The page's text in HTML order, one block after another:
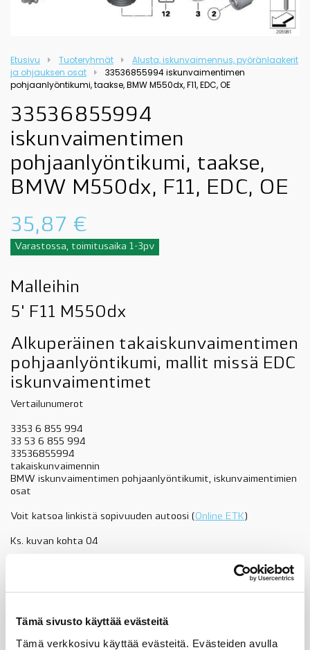
Tämä sivusto käyttää evästeitä
Tämä verkkosivu käyttää evästeitä. Evästeiden avulla
Etusivu Tuoteryhmät
Alusta, iskunvaimennus, pyöränlaakerit
ja ohjauksen osat
33536855994 iskunvaimentimen
pohjaanlyöntikumi, taakse, BMW M550dx, F11, EDC, OE
33536855994
iskunvaimentimen
pohjaanlyöntikumi, taakse,
BMW M550dx, F11, EDC, OE
35,87 €
Varastossa, toimitusaika 1-3pv
Malleihin
5' F11 M550dx
Alkuperäinen takaiskunvaimentimen
pohjaanlyöntikumi, mallit missä EDC
iskunvaimentimet
Vertailunumerot
3353 6 855 994
33 53 6 855 994
33536855994
takaiskunvaimennin
BMW iskunvaimentimen pohjaanlyöntikumit, iskunvaimentimien
osat
Voit katsoa linkistä sopivuuden autoosi (Online ETK)
Ks. kuvan kohta 04
pohjaanlyöntikumi,
BMW
M550dx,
F11,Tuotekuvaus